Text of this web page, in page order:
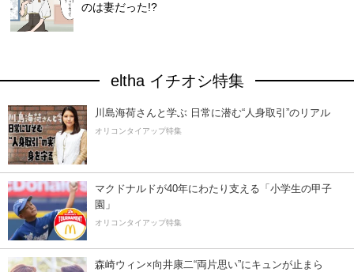
のは妻だった!?
eltha イチオシ特集
川島海荷さんと学ぶ 日常に潜む“人身取引”のリアル
オリコンタイアップ特集
マクドナルドが40年にわたり支える「小学生の甲子
園」
オリコンタイアップ特集
森崎ウィン×向井康二“両片思い”にキュンが止まら